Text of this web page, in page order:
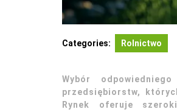
Categories: Rolnictwo
Wybór
przedsiębiorstw,
Rynek oferuje